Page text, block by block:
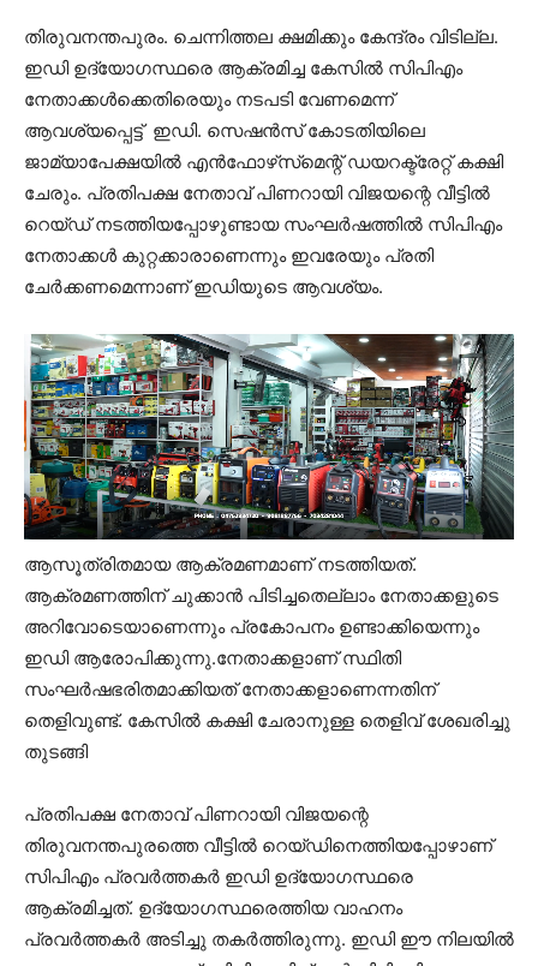
തിരുവനന്തപുരം. ചെന്നിത്തല ക്ഷമിക്കും കേന്ദ്രം വിടില്ല.
ഇഡി ഉദ്യോഗസ്ഥരെ ആക്രമിച്ച കേസില്‍ സിപിഎം
നേതാക്കള്‍ക്കെതിരെയും നടപടി വേണമെന്ന്
ആവശ്യപ്പെട്ട് ഇഡി. സെഷന്‍സ് കോടതിയിലെ
ജാമ്യാപേക്ഷയില്‍ എന്‍ഫോഴ്‌സ്‌മെന്റ് ഡയറക്ട്രേറ്റ് കക്ഷി
ചേരും. പ്രതിപക്ഷ നേതാവ് പിണറായി വിജയന്റെ വീട്ടില്‍
റെയ്ഡ് നടത്തിയപ്പോഴുണ്ടായ സംഘര്‍ഷത്തില്‍ സിപിഎം
നേതാക്കള്‍ കുറ്റക്കാരാണെന്നും ഇവരേയും പ്രതി
ചേര്‍ക്കണമെന്നാണ് ഇഡിയുടെ ആവശ്യം.
ആസൂത്രിതമായ ആക്രമണമാണ് നടത്തിയത്.
ആക്രമണത്തിന് ചുക്കാന്‍ പിടിച്ചതെല്ലാം നേതാക്കളുടെ
അറിവോടെയാണെന്നും പ്രകോപനം ഉണ്ടാക്കിയെന്നും
ഇഡി ആരോപിക്കുന്നു.നേതാക്കളാണ് സ്ഥിതി
സംഘര്‍ഷഭരിതമാക്കിയത് നേതാക്കളാണെന്നതിന്
തെളിവുണ്ട്. കേസില്‍ കക്ഷി ചേരാനുള്ള തെളിവ് ശേഖരിച്ചു
തുടങ്ങി
പ്രതിപക്ഷ നേതാവ് പിണറായി വിജയന്റെ
തിരുവനന്തപുരത്തെ വീട്ടില്‍ റെയ്ഡിനെത്തിയപ്പോഴാണ്
സിപിഎം പ്രവര്‍ത്തകര്‍ ഇഡി ഉദ്യോഗസ്ഥരെ
ആക്രമിച്ചത്. ഉദ്യോഗസ്ഥരെത്തിയ വാഹനം
പ്രവര്‍ത്തകര്‍ അടിച്ചു തകര്‍ത്തിരുന്നു. ഇഡി ഈ നിലയില്‍